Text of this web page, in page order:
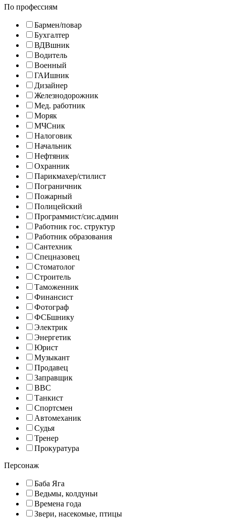
По профессиям
Бармен/повар
Бухгалтер
ВДВшник
Водитель
Военный
ГАИшник
Дизайнер
Железнодорожник
Мед. работник
Моряк
МЧСник
Налоговик
Начальник
Нефтяник
Охранник
Парикмахер/стилист
Пограничник
Пожарный
Полицейский
Программист/сис.админ
Работник гос. структур
Работник образования
Сантехник
Спецназовец
Стоматолог
Строитель
Таможенник
Финансист
Фотограф
ФСБшнику
Электрик
Энергетик
Юрист
Музыкант
Продавец
Заправщик
ВВС
Танкист
Спортсмен
Автомеханик
Судья
Тренер
Прокуратура
Персонаж
Баба Яга
Ведьмы, колдуньи
Времена года
Звери, насекомые, птицы